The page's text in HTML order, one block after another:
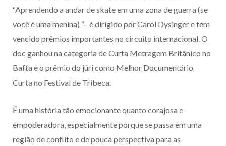
“Aprendendo a andar de skate em uma zona de guerra (se
você é uma menina) “– é dirigido por Carol Dysinger e tem
vencido prêmios importantes no circuito internacional. O
doc ganhou na categoria de Curta Metragem Britânico no
Bafta e o prêmio do júri como Melhor Documentário
Curta no Festival de Tribeca.
É uma história tão emocionante quanto corajosa e
empoderadora, especialmente porque se passa em uma
região de conflito e de pouca perspectiva para as